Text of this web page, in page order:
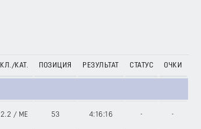
КЛ./КАТ. ПОЗИЦИЯ РЕЗУЛЬТАТ СТАТУС ОЧКИ
2.2 / ME 53 4:16:16 - -